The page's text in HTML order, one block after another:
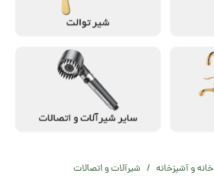
خانه و آشپزخانه شیرآلات و اتصالات